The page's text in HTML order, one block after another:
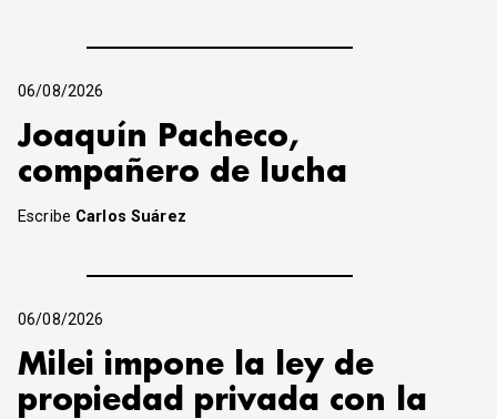
06/08/2026
Joaquín Pacheco,
compañero de lucha
Escribe Carlos Suárez
06/08/2026
Milei impone la ley de
propiedad privada con la